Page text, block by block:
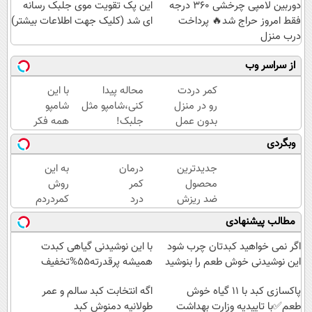
دوربین لامپی چرخشی 360 درجه
فقط امروز حراج شد🔥 پرداخت
درب منزل
این پک تقویت موی جلبک رسانه
ای شد (کلیک جهت اطلاعات بیشتر)
از سراسر وب
کمر دردت
رو در منزل
بدون عمل
جراحی
خوب کن!
◀
پرسش‌نامه
▶
محاله پیدا
کنی،شامپو مثل
جلبک!
ضدریزش+رویش
مجدد40%تخفیف
با این
شامپو
همه فکر
میکنن
انگار مو
کاشتی!!!!!
وبگردی
جدیدترین
محصول
ضد ریزش
و تقویت
مو در
تلویزیون
معرفی
با تخفیف
درمان
کمر
درد
در
خانه
به این
روش
کمردردم
خوب شد.
(پرسشنامه)
مطالب پیشنهادی
اگر نمی خواهید کبدتان چرب شود
این نوشیدنی خوش طعم را بنوشید
با این نوشیدنی گیاهی کبدت
همیشه پرقدرته55%تخفیف
پاکسازی کبد با 11 گیاه خوش
طعم✅با تاییدیه وزارت بهداشت
اگه انتخابت کبد سالم و عمر
طولانیه دمنوش کبد